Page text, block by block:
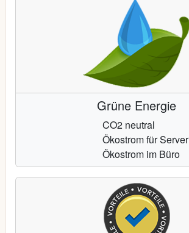
Grüne Energie
CO2 neutral
Ökostrom für Server
Ökostrom im Büro